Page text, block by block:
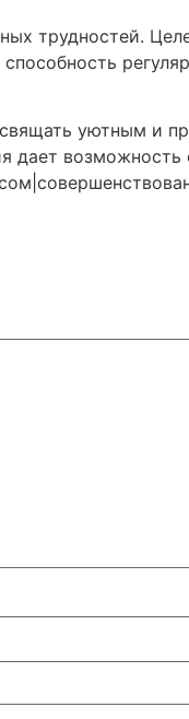
трудностей.
уютным и
дает